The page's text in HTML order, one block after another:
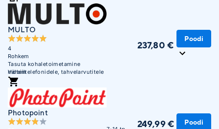
MULTO
4
Rohkem
Tasuta kohaletoimetamine
mobiiltelefonidele, tahvelarvutitele
ja sülearvutitele alates 300 EUR-st
Unisendi pakiautomaatidesse
Vähem
237,80 €
Poodi
Photopoint
249,99 € Poodi